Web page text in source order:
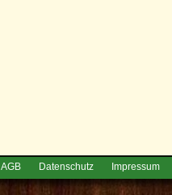
AGB Datenschutz Impressum